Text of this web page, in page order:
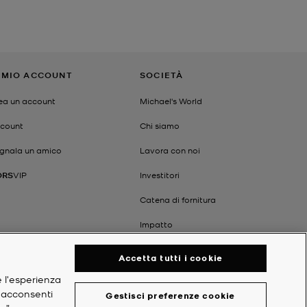
ACCOUNT
un account
un amico
VIP
SOCIETÀ
Michael's World
Chi siamo
Lavora con noi
Investitori
Catena di fornitura
Impatto
l'esperienza
Gestisci preferenze cookie
Accetta tutti i cookie